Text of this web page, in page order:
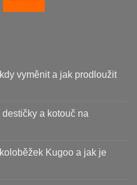
vyměnit a jak prodloužit
a kotouč na
Kugoo a jak je